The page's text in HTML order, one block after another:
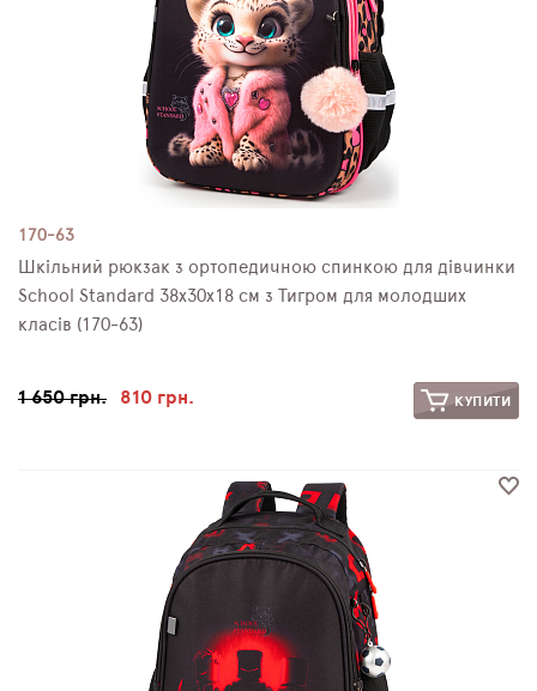
170-63
Шкільний рюкзак з ортопедичною спинкою для дівчинки
School Standard 38х30х18 см з Тигром для молодших
класів (170-63)
1 650 грн. 810 грн. КУПИТИ